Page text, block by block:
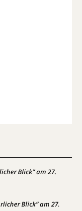
Blick” am 27.
Blick” am 27.